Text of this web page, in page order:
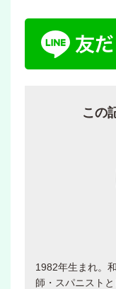
この
1982年生まれ。
師・スパニスト